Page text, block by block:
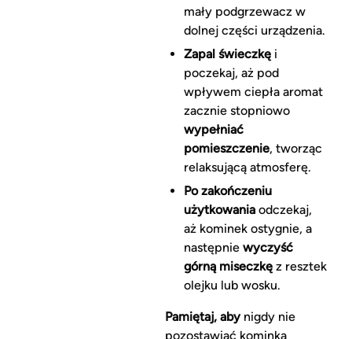
mały podgrzewacz w
dolnej części urządzenia.
Zapal świeczkęi
poczekaj, aż pod
wpływem ciepła aromat
zacznie stopniowo
wypełniać
pomieszczenie, tworząc
relaksującą atmosferę.
Po zakończeniu
użytkowaniaodczekaj,
aż kominek ostygnie, a
następnie wyczyść
górną miseczkęz resztek
olejku lub wosku.
Pamiętaj, abynigdy nie
pozostawiać kominka